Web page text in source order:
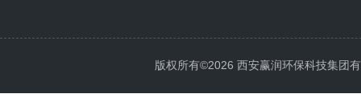
版权所有©2026 西安赢润环保科技集团